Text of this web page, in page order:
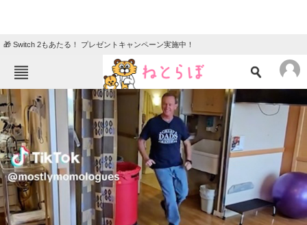
🎁 Switch 2もあたる！ プレゼントキャンペーン実施中！
ねとらぼメニュー
TOP ニュース
エンタメ クイズ
グルメ 地域
住まい 教育・育児
動物 リサーチ